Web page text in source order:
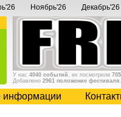
Ноябрь'26 Декабрь'26
У нас 4040 событий , их посмотрели
Добавлено 2961 положение фестиваля
информации